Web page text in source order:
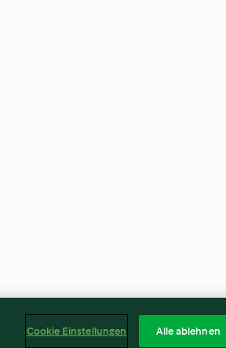
Cookie Einstellungen Alle ablehnen